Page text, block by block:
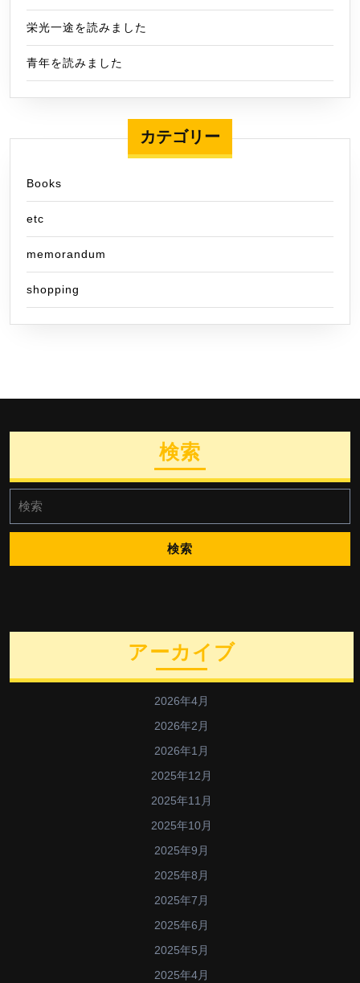
栄光一途を読みました
青年を読みました
カテゴリー
Books
etc
memorandum
shopping
検索
索:
アーカイブ
2026年4月
2026年2月
2026年1月
2025年12月
2025年11月
2025年10月
2025年9月
2025年8月
2025年7月
2025年6月
2025年5月
2025年4月